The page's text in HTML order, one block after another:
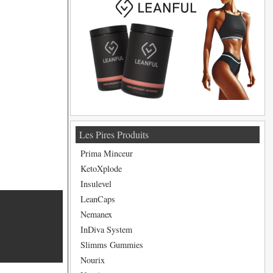
Les Pires Produits
Prima Minceur
KetoXplode
Insulevel
LeanCaps
Nemanex
InDiva System
Slimms Gummies
Nourix